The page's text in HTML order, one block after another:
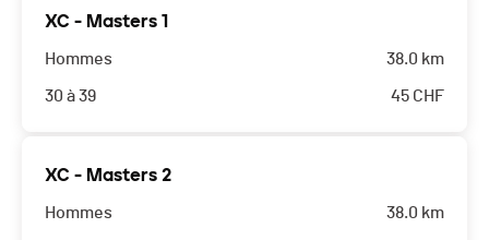
XC - Masters 1
Hommes
30 à 39
38.0 km
45 CHF
XC - Masters 2
Hommes 38.0 km